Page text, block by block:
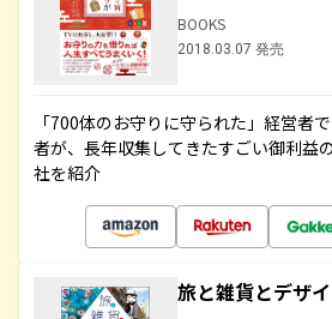
BOOKS
2018.03.07 発売
「700体のお守りに守られた」経営者
者が、長年収集してきたすごい御利益
社を紹介
旅と雑貨とデザ